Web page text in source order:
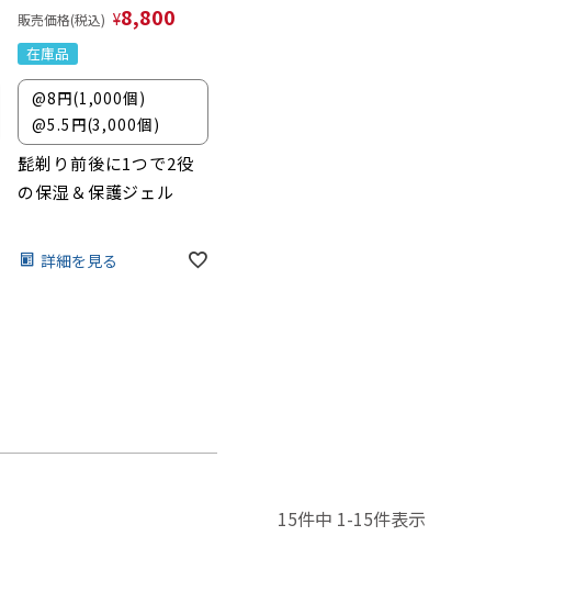
販売価格(税込) ¥8,800
在庫品
@8円(1,000個)
@5.5円(3,000個)
髭剃り前後に1つで2役
の保湿＆保護ジェル
詳細を見る
15件中 1-15件表示